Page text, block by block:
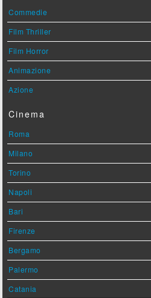
Commedie
Film Thriller
Film Horror
Animazione
Azione
Cinema
Roma
Milano
Torino
Napoli
Bari
Firenze
Bergamo
Palermo
Catania